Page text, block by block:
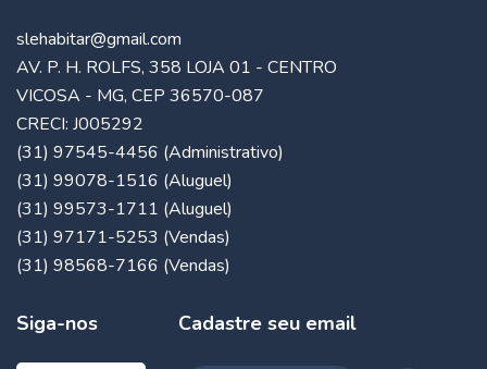
slehabitar@gmail.com
AV. P. H. ROLFS, 358 LOJA 01 - CENTRO
VICOSA - MG, CEP 36570-087
CRECI: J005292
(31) 97545-4456 (Administrativo)
(31) 99078-1516 (Aluguel)
(31) 99573-1711 (Aluguel)
(31) 97171-5253 (Vendas)
(31) 98568-7166 (Vendas)
Siga-nos Cadastre seu email